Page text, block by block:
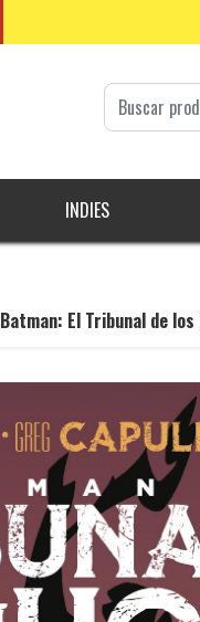
INDIES
Batman: El Tribunal de